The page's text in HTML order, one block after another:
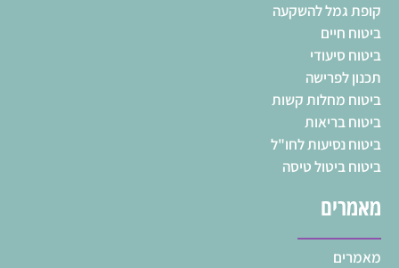
קופת גמל להשקעה
ביטוח חיים
ביטוח סיעודי
תכנון לפרישה
ביטוח מחלות קשות
ביטוח בריאות
ביטוח נסיעות לחו"ל
ביטוח ביטול טיסה
מאמרים
מאמרים